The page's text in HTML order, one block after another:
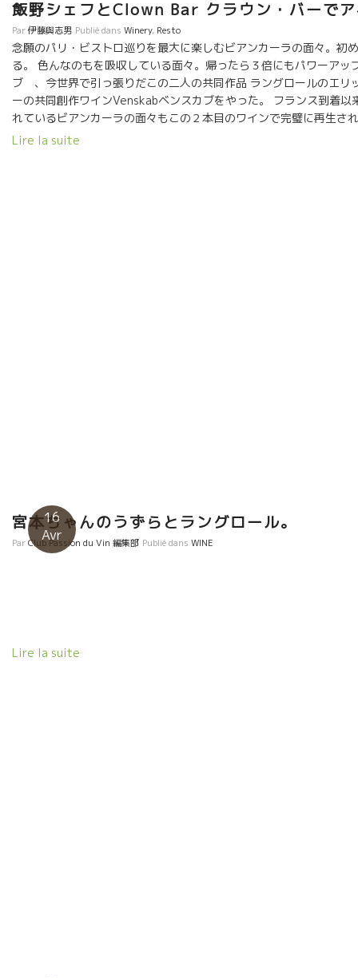
飯野シェフとClown Bar クラウン・バーで
Par伊藤與志男 Publié dans Winery, Resto
念願のパリ・ビストロ巡りを最大に楽しむビアンカーラの面々。初
る。 色んなのもを吸収している面々。帰ったら３倍にもパワーアッ
ブ 、今世界で引っ張りだこの二人の共同作品 ラングロールのエリ
ーの共同創作ワインVenskabベンスカブをやった。 フランス到着
れているビアンカーラの面々もこの２本目のワインで完璧に再生さ
90度！！に逆さまにカンターに差し込むに驚愕。
Lire la suite
16
Avr
宮本ちゃんのうずらとラングロール。
ParClub Passion du Vin 編集部 Publié dans WINE
Lire la suite